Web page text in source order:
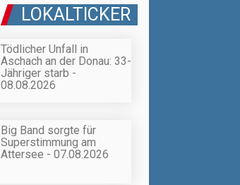
LOKALTICKER
Tödlicher Unfall in
Aschach an der Donau: 33-
Jähriger starb -
08.08.2026
Big Band sorgte für
Superstimmung am
Attersee - 07.08.2026